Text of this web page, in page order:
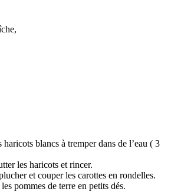
blancs à tremper dans de l’eau ( 3
les haricots et rincer.
et couper les carottes en rondelles.
pommes de terre en petits dés.